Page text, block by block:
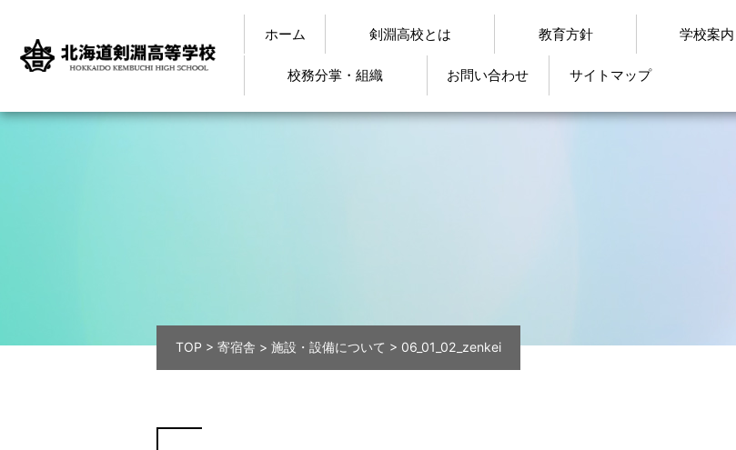
ホーム 剣淵高校とは 教育方針 学校案内
校務分掌・組織 お問い合わせ サイトマップ
TOP >寄宿舎 >施設・設備について > 06_01_02_zenkei